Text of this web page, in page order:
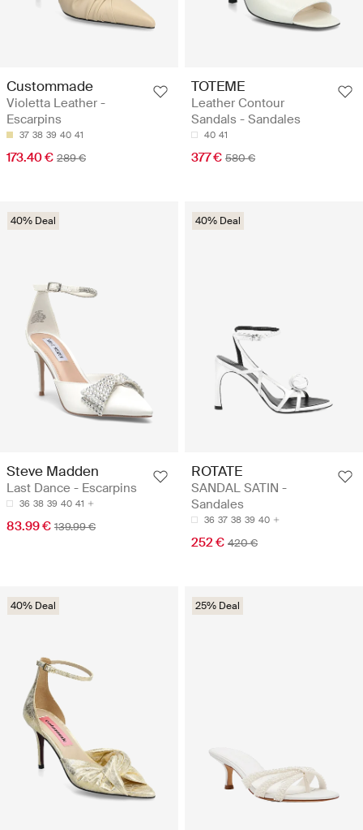
Custommade
Violetta Leather -
Escarpins
37 38 39 40 41
173.40 € 289 €
TOTEME
Leather Contour
Sandals - Sandales
40 41
377 € 580 €
40% Deal
Steve Madden
Last Dance - Escarpins
36 38 39 40 41
83.99 € 139.99 €
40% Deal
ROTATE
SANDAL SATIN -
Sandales
36 37 38 39 40
252 € 420 €
40% Deal 25% Deal